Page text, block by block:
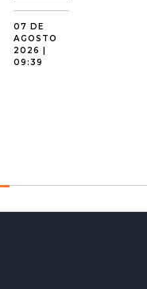
07 DE
AGOSTO
2026 |
09:39